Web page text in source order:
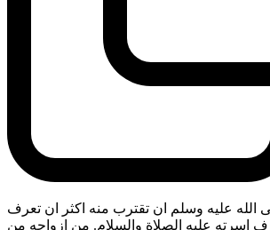
الله عليه وسلم ان تقترب منه اكثر ان تعرف
اسرته عليه الصلاة والسلام. من ازواجه من